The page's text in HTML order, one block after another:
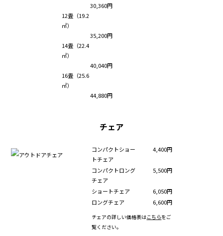
30,360円
12畳（19.2
㎡）
35,200円
14畳（22.4
㎡）
40,040円
16畳（25.6
㎡）
44,880円
チェア
コンパクトショー
トチェア
4,400円
コンパクトロング
チェア
5,500円
ショートチェア
6,050円
ロングチェア
6,600円
チェアの詳しい価格表はこちらをご
覧ください。